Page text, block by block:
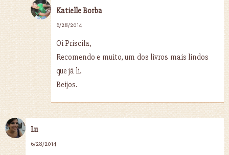
Katielle Borba
6/28/2014
Oi Priscila,
Recomendo e muito, um dos livros mais lindos
que já li.
Beijos.
Lu
6/28/2014